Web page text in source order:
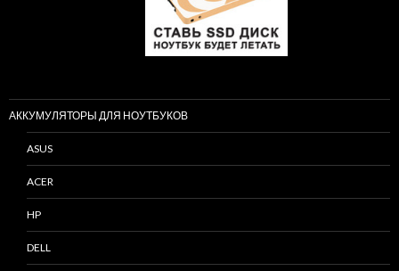
АККУМУЛЯТОРЫ ДЛЯ НОУТБУКОВ
ASUS
ACER
HP
DELL